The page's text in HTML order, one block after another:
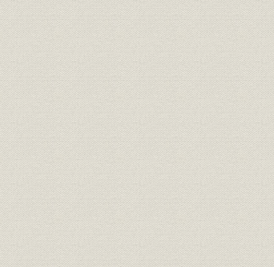
第6 工場の業務
第7 工場設備の改良
第8 車両検修設備の近代化
第9 工場機械の発達
第3節 駅区機械
第1 機械管理の変遷
第2 駅区機械設備
第9章 100年を迎えた国有鉄道
第1節 国有鉄道の現状
第1 国有鉄道の危機
第2 問題解決の方策と努力